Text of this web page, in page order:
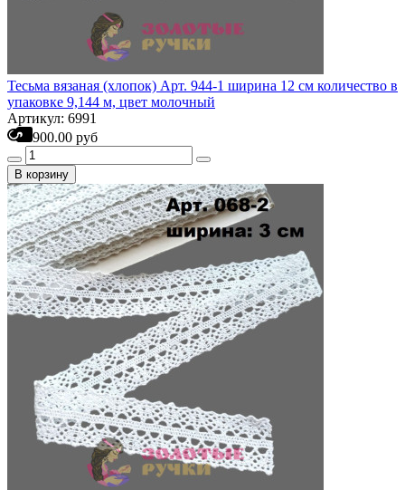
Тесьма вязаная (хлопок) Арт. 944-1 ширина 12 см количество в
упаковке 9,144 м, цвет молочный
Артикул: 6991
900.00 руб
В корзину